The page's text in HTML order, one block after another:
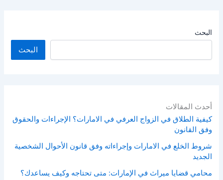
البحث
البحث
أحدث المقالات
كيفية الطلاق في الزواج العرفي في الامارات؟ الإجراءات والحقوق
وفق القانون
شروط الخلع في الامارات وإجراءاته وفق قانون الأحوال الشخصية
الجديد
محامي قضايا ميراث في الإمارات: متى تحتاجه وكيف يساعدك؟